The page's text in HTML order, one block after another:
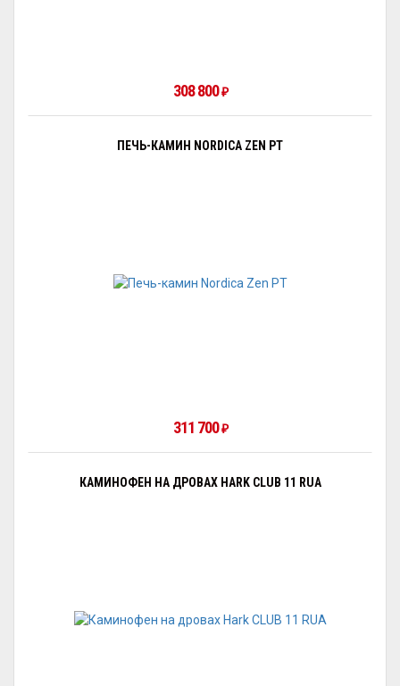
308 800 ₽
ПЕЧЬ-КАМИН NORDICA ZEN PT
311 700 ₽
КАМИНОФЕН НА ДРОВАХ HARK CLUB 11 RUA